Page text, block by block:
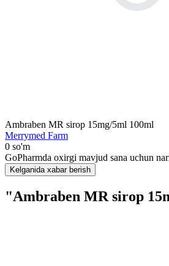
Ambraben MR sirop 15mg/5ml 100ml
Merrymed Farm
0 so'm
GoPharmda oxirgi mavjud sana uchun
Kelganida xabar berish
"Ambraben MR sirop